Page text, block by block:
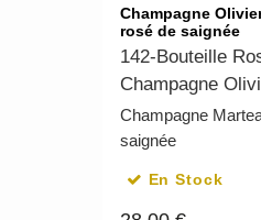
Champagne
rosé de saignée
142-Bouteille
Champagne
Champagne
saignée
En Stock